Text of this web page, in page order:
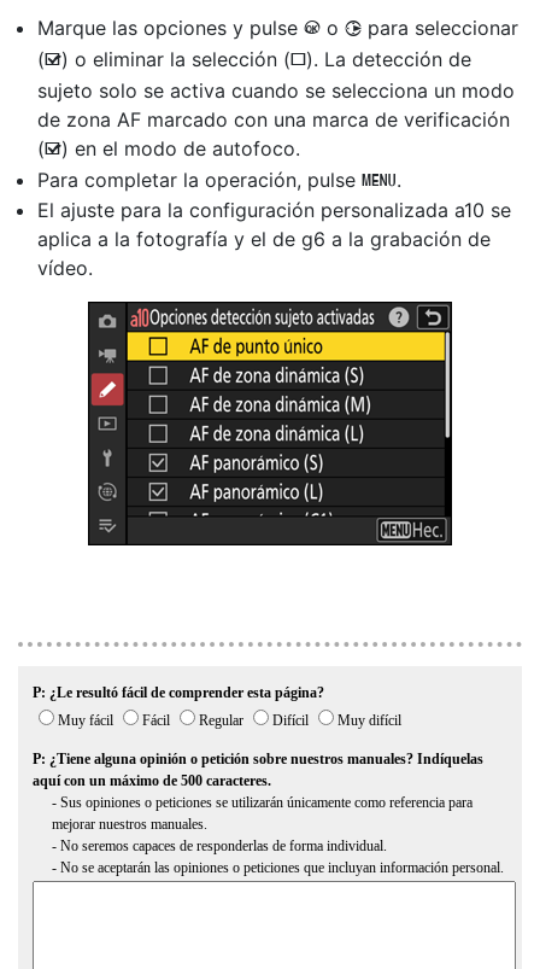
Marque las opciones y pulse J o 2 para seleccionar
(M) o eliminar la selección (U). La detección de
sujeto solo se activa cuando se selecciona un modo
de zona AF marcado con una marca de verificación
(M) en el modo de autofoco.
Para completar la operación, pulse G.
El ajuste para la configuración personalizada a10 se
aplica a la fotografía y el de g6 a la grabación de
vídeo.